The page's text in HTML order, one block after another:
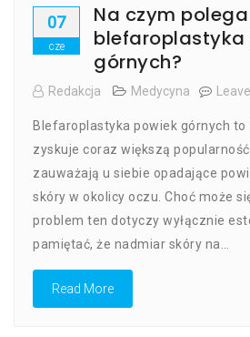
07
cze
Na czym polega
blefaroplastyka
górnych?
Redakcja Medycyna
Blefaroplastyka powiek górnych to
zyskuje coraz większą
zauważają u siebie opadające
skóry w okolicy oczu. Choć może
problem ten dotyczy wyłącznie
pamiętać, że nadmiar skóry na…
Read More